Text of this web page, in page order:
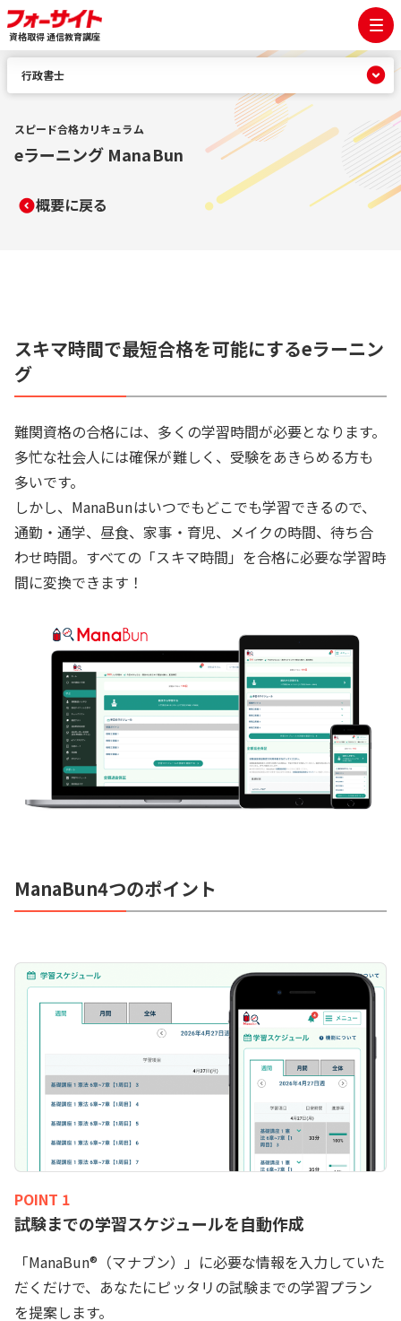
資格取得 通信教育講座
スピード合格カリキュラム
eラーニング ManaBun
概要に戻る
スキマ時間で最短合格を可能にするeラーニン
グ
難関資格の合格には、多くの学習時間が必要となります。
多忙な社会人には確保が難しく、受験をあきらめる方も
多いです。
しかし、ManaBunはいつでもどこでも学習できるので、
通勤・通学、昼食、家事・育児、メイクの時間、待ち合
わせ時間。すべての「スキマ時間」を合格に必要な学習時
間に変換できます！
ManaBun4つのポイント
POINT 1
試験までの学習スケジュールを自動作成
「ManaBun®（マナブン）」に必要な情報を入力していた
だくだけで、あなたにピッタリの試験までの学習プラン
を提案します。
行政書士